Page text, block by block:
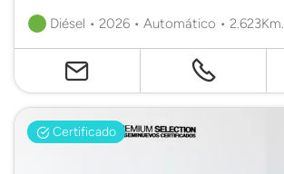
Diésel • 2026 • Automático • 2.623Km.
Certificado